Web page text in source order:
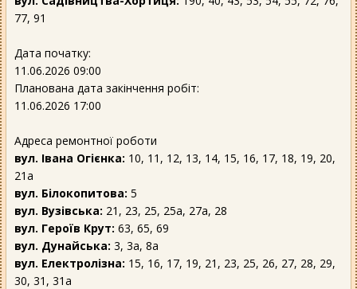
77, 91
Дата початку:
11.06.2026 09:00
Планована дата закінчення робіт:
11.06.2026 17:00
Адреса ремонтної роботи
вул. Івана Огієнка: 10, 11, 12, 13, 14, 15, 16, 17, 18, 19, 20,
21а
вул. Білокопитова: 5
вул. Вузівська: 21, 23, 25, 25а, 27а, 28
вул. Героїв Крут: 63, 65, 69
вул. Дунайська: 3, 3а, 8а
вул. Електролізна: 15, 16, 17, 19, 21, 23, 25, 26, 27, 28, 29,
30, 31, 31а